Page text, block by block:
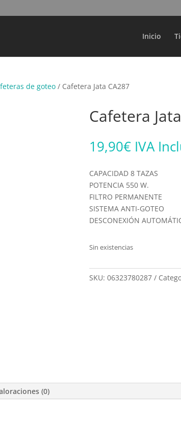
Inicio
Búsqueda
productos
de goteo / Cafetera Jata CA287
Cafetera
19,90€ IVA
CAPACIDAD 8 TAZAS
POTENCIA 550 W.
FILTRO PERMANENTE
SISTEMA ANTI-GOTEO
DESCONEXIÓN
Sin existencias
SKU: 06323780287
(0)